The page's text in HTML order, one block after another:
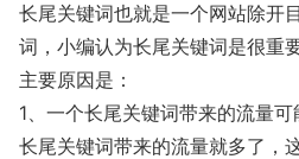
长尾关键词也就是一个网站除开
词，小编认为长尾关键词是很重
主要原因是：
1、一个长尾关键词带来的流量
长尾关键词带来的流量就多了，